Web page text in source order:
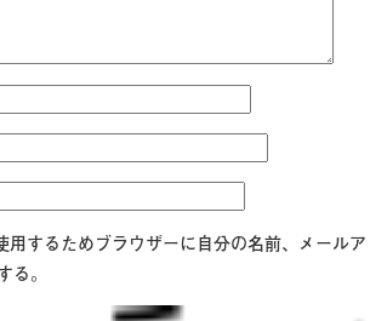
用するためブラウザーに自分の名前、メールア
る。